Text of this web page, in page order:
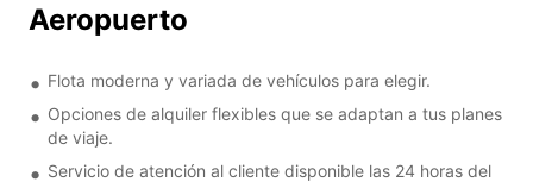
Aeropuerto
Flota moderna y variada de vehículos para elegir.
Opciones de alquiler flexibles que se adaptan a tus planes
de viaje.
Servicio de atención al cliente disponible las 24 horas del